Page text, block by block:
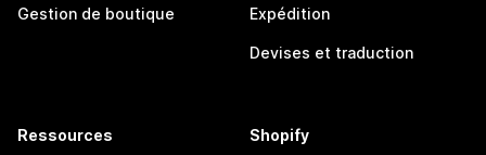
Gestion de boutique Expédition
Devises et traduction
Ressources Shopify